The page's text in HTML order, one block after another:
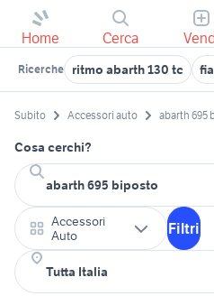
Home Cerca
Ricerche ritmo abarth 130 tc
Subito Accessori auto abarth 695
Cosa cerchi?
Accessori
Auto
Filtri